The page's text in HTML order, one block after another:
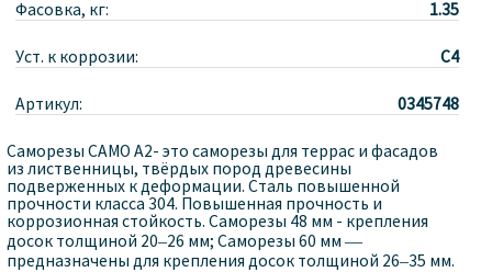
Фасовка, кг: 1.35
Уст. к коррозии: С4
Артикул: 0345748
Саморезы CAMO А2- это саморезы для террас и фасадов
из лиственницы, твёрдых пород древесины
подверженных к деформации. Сталь повышенной
прочности класса 304. Повышенная прочность и
коррозионная стойкость. Саморезы 48 мм - крепления
досок толщиной 20–26 мм; Саморезы 60 мм —
предназначены для крепления досок толщиной 26–35 мм.